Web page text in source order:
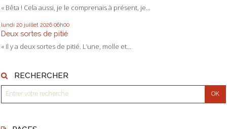
« Bêta ! Cela aussi, je le comprenais à présent, je...
lundi 20 juillet 2026 06h00
Deux sortes de pitié
« Il y a deux sortes de pitié. L’une, molle et...
RECHERCHER